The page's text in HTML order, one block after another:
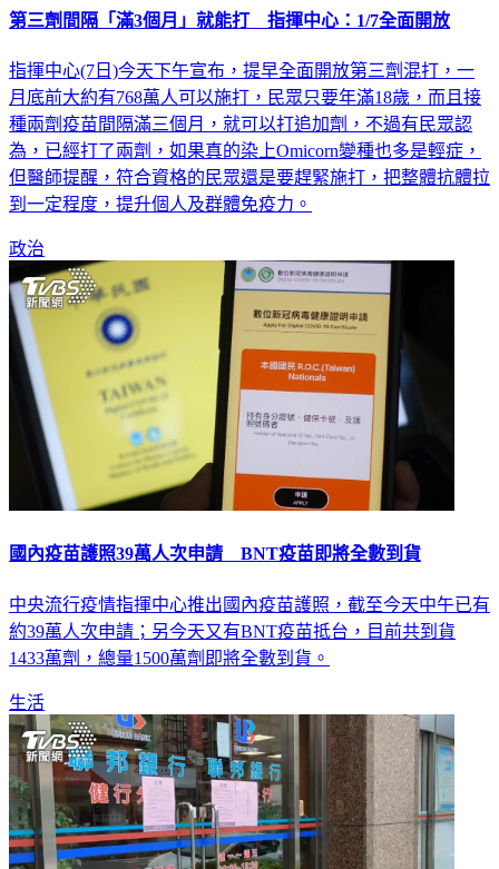
第三劑間隔「滿3個月」就能打 指揮中心：1/7全面開放
指揮中心(7日)今天下午宣布，提早全面開放第三劑混打，一
月底前大約有768萬人可以施打，民眾只要年滿18歲，而且接
種兩劑疫苗間隔滿三個月，就可以打追加劑，不過有民眾認
為，已經打了兩劑，如果真的染上Omicorn變種也多是輕症，
但醫師提醒，符合資格的民眾還是要趕緊施打，把整體抗體拉
到一定程度，提升個人及群體免疫力。
政治
國內疫苗護照39萬人次申請 BNT疫苗即將全數到貨
中央流行疫情指揮中心推出國內疫苗護照，截至今天中午已有
約39萬人次申請；另今天又有BNT疫苗抵台，目前共到貨
1433萬劑，總量1500萬劑即將全數到貨。
生活